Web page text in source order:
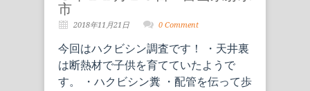
市
2018年11月21日 0 Comment
今回はハクビシン調査です！ ・天井裏
は断熱材で子供を育てていたようで
す。 ・ハクビシン糞 ・配管を伝って歩